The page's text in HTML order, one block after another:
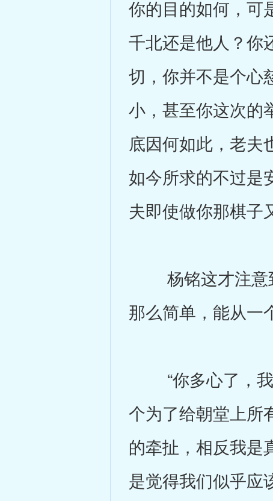
你的目的如何，可
千北还是他人？你
切，你并不是个心
小，甚至你这次的
底因何如此，老夫
如今所求的不过是
夫即使做你那棋子
杨铭这才注意到
那么简单，能从一
“你多心了，我
个为了给朝堂上所
的牵扯，相反我是
是觉得我们似乎应